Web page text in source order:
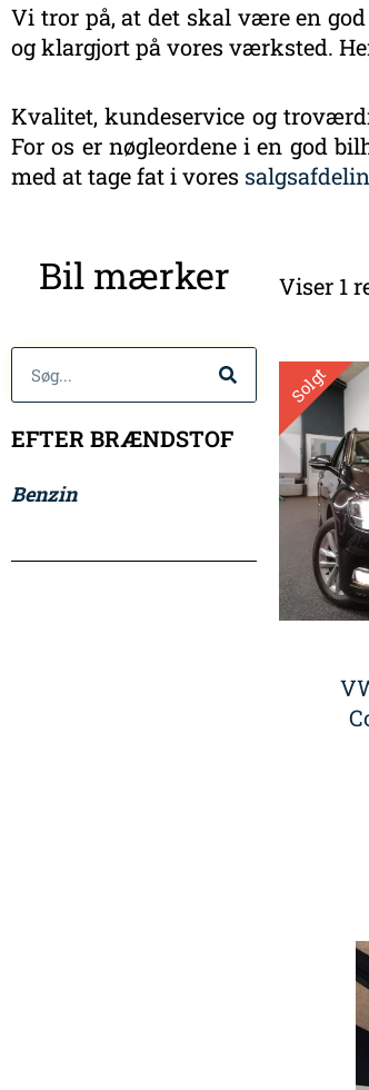
Vi tror på, at det skal være en
og klargjort på vores værksted.
Kvalitet, kundeservice og
For os er nøgleordene i en god
med at tage fat i vores
Bil mærker
Søg
EFTER BRÆNDSTOF
Benzin
Viser 1
Solgt